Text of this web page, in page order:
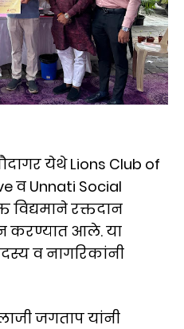
येथे Lions Club of
व Unnati Social
विद्यमाने रक्तदान
करण्यात आले. या
व नागरिकांनी
जगताप यांनी